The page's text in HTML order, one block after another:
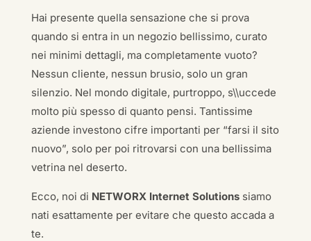
Hai presente quella sensazione che si prova
quando si entra in un negozio bellissimo, curato
nei minimi dettagli, ma completamente vuoto?
Nessun cliente, nessun brusio, solo un gran
silenzio. Nel mondo digitale, purtroppo, s\\uccede
molto più spesso di quanto pensi. Tantissime
aziende investono cifre importanti per “farsi il sito
nuovo”, solo per poi ritrovarsi con una bellissima
vetrina nel deserto.
Ecco, noi di NETWORX Internet Solutionssiamo
nati esattamente per evitare che questo accada a
te.